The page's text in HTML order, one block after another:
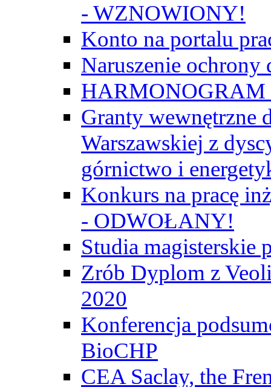
- WZNOWIONY!
Konto na portalu
Naruszenie ochrony
Granty wewnętrzne
Warszawskiej z
górnictwo i
Konkurs na pracę
- ODWOŁANY!
Studia magisterskie
Zrób Dyplom z
2020
Konferencja
BioCHP
CEA Saclay, the